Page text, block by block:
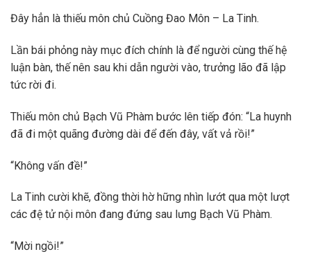
Đây hẳn là thiếu môn chủ Cuồng Đao Môn – La Tinh.
Lần bái phỏng này mục đích chính là để người cùng thế hệ
luận bàn, thế nên sau khi dẫn người vào, trưởng lão đã lập
tức rời đi.
Thiếu môn chủ Bạch Vũ Phàm bước lên tiếp đón: “La huynh
đã đi một quãng đường dài để đến đây, vất vả rồi!”
“Không vấn đề!”
La Tinh cười khẽ, đồng thời hờ hững nhìn lướt qua một lượt
các đệ tử nội môn đang đứng sau lưng Bạch Vũ Phàm.
“Mời ngồi!”